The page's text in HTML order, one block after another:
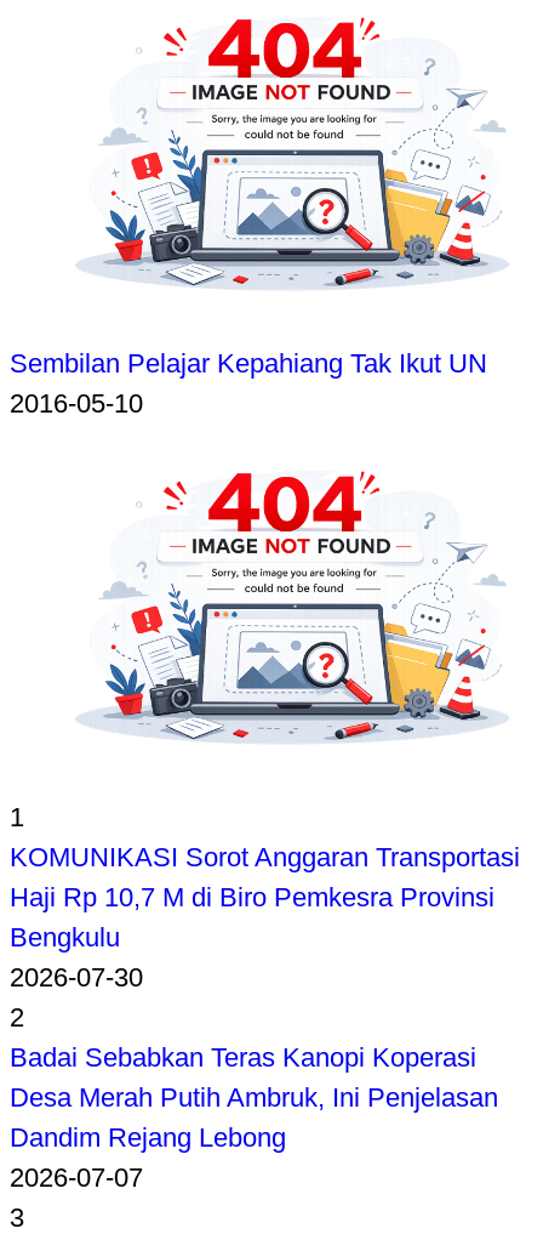
Sembilan Pelajar Kepahiang Tak Ikut UN
2016-05-10
1
KOMUNIKASI Sorot Anggaran Transportasi
Haji Rp 10,7 M di Biro Pemkesra Provinsi
Bengkulu
2026-07-30
2
Badai Sebabkan Teras Kanopi Koperasi
Desa Merah Putih Ambruk, Ini Penjelasan
Dandim Rejang Lebong
2026-07-07
3